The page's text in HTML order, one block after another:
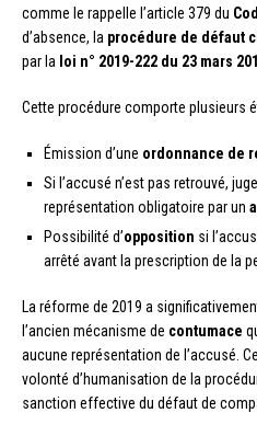
comme le rappelle l’article 379 du
d’absence, la procédure de défaut
par la loi n° 2019-222 du 23 mars
Cette procédure comporte plusieurs
Émission d’une ordonnance de
Si l’accusé n’est pas retrouvé,
représentation obligatoire par un
Possibilité d’opposition si
arrêté avant la prescription de la
La réforme de 2019 a
l’ancien mécanisme de contumace
aucune représentation de l’accusé.
volonté d’humanisation de la
sanction effective du défaut de